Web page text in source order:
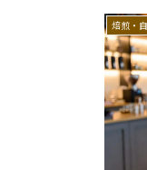
焙煎・